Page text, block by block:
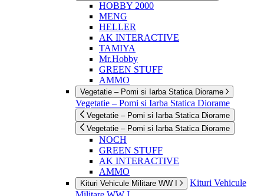
HOBBY 2000
MENG
HELLER
AK INTERACTIVE
TAMIYA
Mr.Hobby
GREEN STUFF
AMMO
Vegetatie – Pomi si Iarba Statica Diorame
Vegetatie – Pomi si Iarba Statica Diorame
Vegetatie – Pomi si Iarba Statica Diorame
Vegetatie – Pomi si Iarba Statica Diorame
NOCH
GREEN STUFF
AK INTERACTIVE
AMMO
Kituri Vehicule Militare WW I
Kituri Vehicule